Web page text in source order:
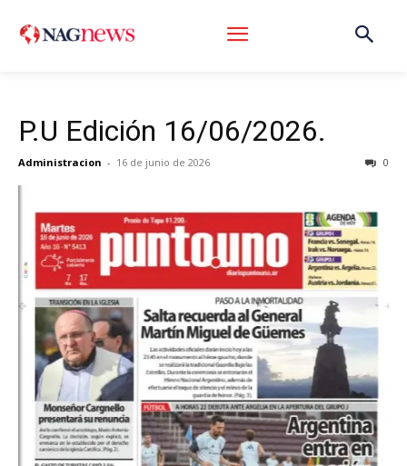
P.U Edición 16/06/2026.
Administracion - 16 de junio de 2026 0